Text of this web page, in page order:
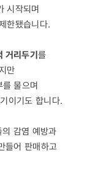
시작되며
한됐습니다.
거리두기를
만
물으며
이기도 합니다.
감염 예방과
들어 판매하고